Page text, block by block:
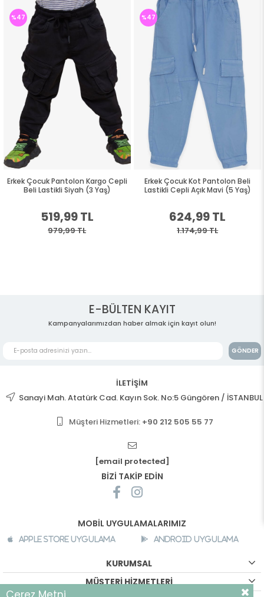
Erkek Çocuk Pantolon Kargo Cepli
Beli Lastikli Siyah (3 Yaş)
519,99 TL
979,99 TL
%47
Erkek Çocuk Kot Pantolon Beli
Lastikli Cepli Açık Mavi (5 Yaş)
624,99 TL
1.174,99 TL
%47
E-BÜLTEN KAYIT
Kampanyalarımızdan haber almak için kayıt olun!
GÖNDER
İLETİŞİM
Sanayi Mah. Atatürk Cad. Kayın Sok. No:5 Güngören / İSTANBUL
Müşteri Hizmetleri: +90 212 505 55 77
[email protected]
BİZİ TAKİP EDİN
MOBİL UYGULAMALARIMIZ
Apple Store Uygulama Android Uygulama
KURUMSAL
MÜŞTERİ HİZMETLERİ